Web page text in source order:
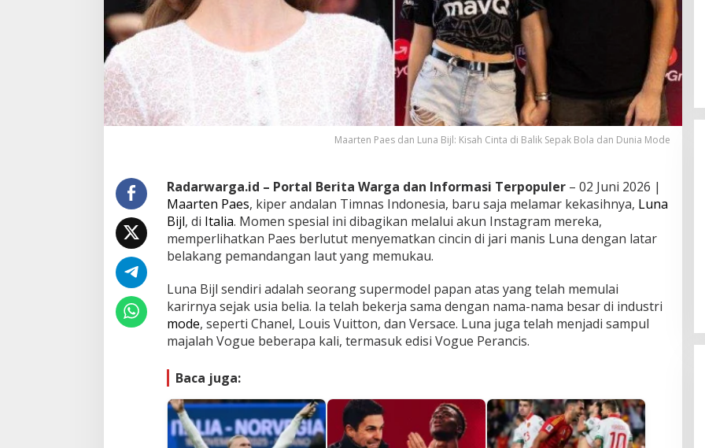
Maarten Paes dan Luna Bijl: Kisah Cinta di Balik Sepak Bola dan Dunia Mode
Radarwarga.id – Portal Berita Warga dan Informasi Terpopuler– 02 Juni 2026 |
Maarten Paes, kiper andalan Timnas Indonesia, baru saja melamar kekasihnya, Luna
Bijl, di Italia. Momen spesial ini dibagikan melalui akun Instagram mereka,
memperlihatkan Paes berlutut menyematkan cincin di jari manis Luna dengan latar
belakang pemandangan laut yang memukau.
Luna Bijl sendiri adalah seorang supermodel papan atas yang telah memulai
karirnya sejak usia belia. Ia telah bekerja sama dengan nama-nama besar di industri
mode, seperti Chanel, Louis Vuitton, dan Versace. Luna juga telah menjadi sampul
majalah Vogue beberapa kali, termasuk edisi Vogue Perancis.
Baca juga: